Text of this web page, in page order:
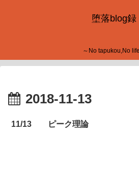
堕落blog録
～No tapukou,No
2018-11-13
11/13 ピーク理論